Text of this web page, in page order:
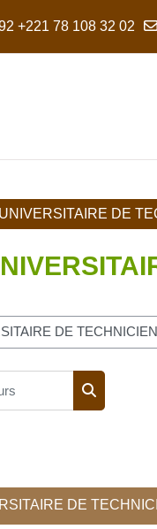
+221 78 108 32 02
DE
DE